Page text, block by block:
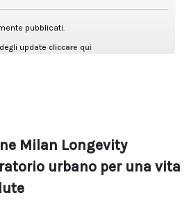
Milan Longevity
urbano per una vita